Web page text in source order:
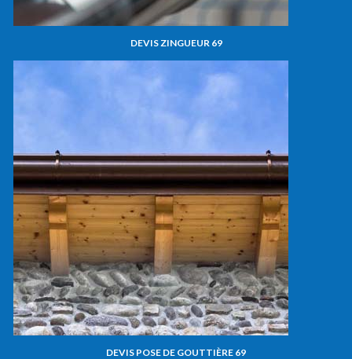
DEVIS ZINGUEUR 69
DEVIS POSE DE GOUTTIÈRE 69